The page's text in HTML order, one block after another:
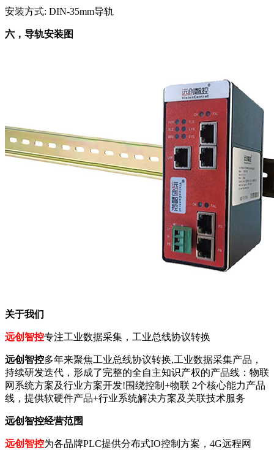
安装方式: DIN-35mm导轨
六，导轨安装图
关于我们
远创智控专注工业数据采集，工业总线协议转换
远创智控多年来聚焦工业总线协议转换,工业数据采集产品，
持续研发迭代，形成了完整的全自主知识产权的产品线：物联
网系统方案及行业方案开发!围绕控制+物联 2个核心能力产品
线，提供软硬件产品+行业系统解决方案及关联技术服务
远创智控经营范围
远创智控为各品牌PLC提供分布式IO控制方案，4G远程网